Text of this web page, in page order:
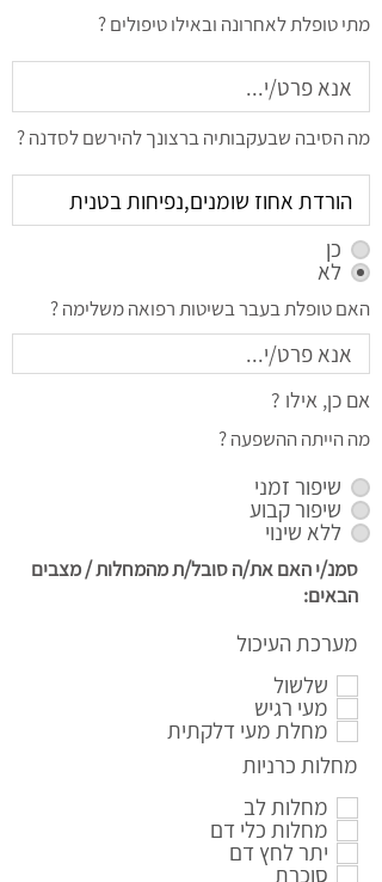
מתי טופלת לאחרונה ובאילו טיפולים ?
מה הסיבה שבעקבותיה ברצונך להירשם לסדנה ?
כן
לא
האם טופלת בעבר בשיטות רפואה משלימה ?
אם כן, אילו ?
מה הייתה ההשפעה ?
שיפור זמני
שיפור קבוע
ללא שינוי
סמנ/י האם את/ה סובל/ת מהמחלות / מצבים
הבאים:
מערכת העיכול
שלשול
מעי רגיש
מחלת מעי דלקתית
מחלות כרניות
מחלות לב
מחלות כלי דם
יתר לחץ דם
סוכרת